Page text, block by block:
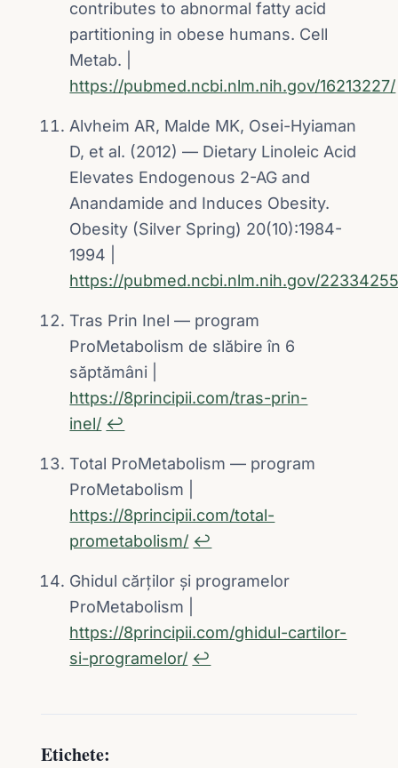
contributes to abnormal fatty acid
partitioning in obese humans. Cell
Metab. |
https://pubmed.ncbi.nlm.nih.gov/16213227/
Alvheim AR, Malde MK, Osei-Hyiaman
D, et al. (2012) — Dietary Linoleic Acid
Elevates Endogenous 2-AG and
Anandamide and Induces Obesity.
Obesity (Silver Spring) 20(10):1984-
1994 |
https://pubmed.ncbi.nlm.nih.gov/
Tras Prin Inel — program
ProMetabolism de slăbire în 6
săptămâni |
https://8principii.com/tras-prin-
inel/ ↩︎
Total ProMetabolism — program
ProMetabolism |
https://8principii.com/total-
prometabolism/ ↩︎
Ghidul cărților și programelor
ProMetabolism |
https://8principii.com/ghidul-cartilor-
si-programelor/ ↩︎
Etichete: